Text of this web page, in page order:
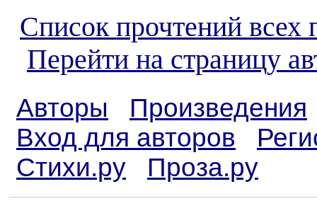
Список прочтений всех
Перейти на страницу
Авторы
Произведения
Вход для авторов
Стихи.ру
Проза.ру